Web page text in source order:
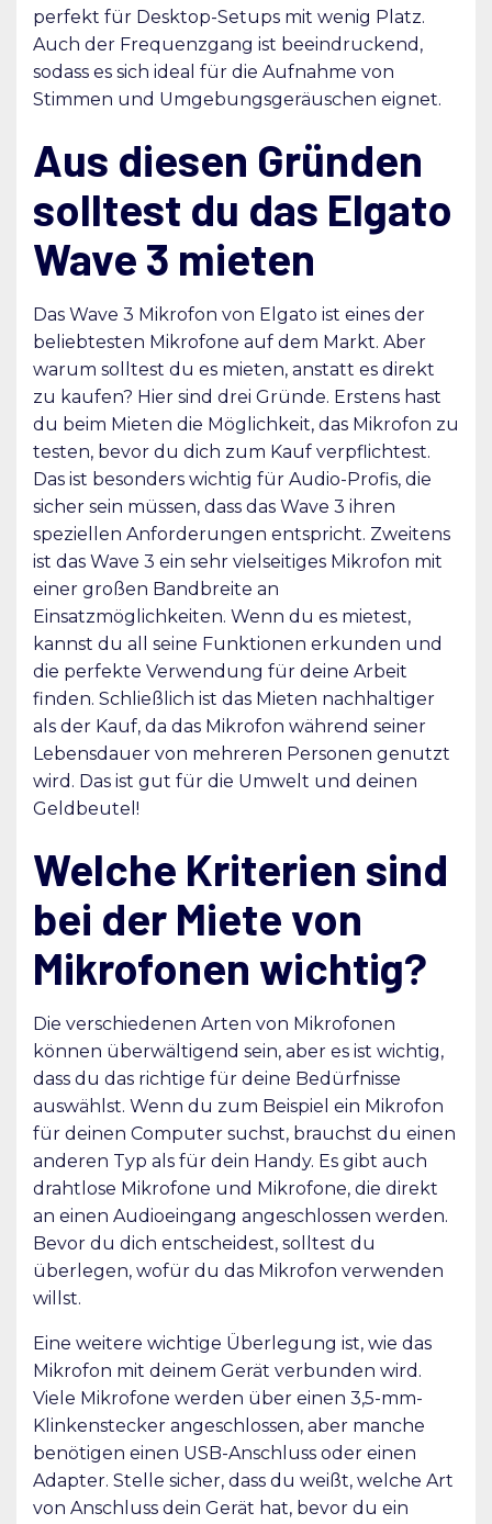
perfekt für Desktop-Setups mit wenig Platz.
Auch der Frequenzgang ist beeindruckend,
sodass es sich ideal für die Aufnahme von
Stimmen und Umgebungsgeräuschen eignet.
Aus diesen Gründen
solltest du das Elgato
Wave 3 mieten
Das Wave 3 Mikrofon von Elgato ist eines der
beliebtesten Mikrofone auf dem Markt. Aber
warum solltest du es mieten, anstatt es direkt
zu kaufen? Hier sind drei Gründe. Erstens hast
du beim Mieten die Möglichkeit, das Mikrofon zu
testen, bevor du dich zum Kauf verpflichtest.
Das ist besonders wichtig für Audio-Profis, die
sicher sein müssen, dass das Wave 3 ihren
speziellen Anforderungen entspricht. Zweitens
ist das Wave 3 ein sehr vielseitiges Mikrofon mit
einer großen Bandbreite an
Einsatzmöglichkeiten. Wenn du es mietest,
kannst du all seine Funktionen erkunden und
die perfekte Verwendung für deine Arbeit
finden. Schließlich ist das Mieten nachhaltiger
als der Kauf, da das Mikrofon während seiner
Lebensdauer von mehreren Personen genutzt
wird. Das ist gut für die Umwelt und deinen
Geldbeutel!
Welche Kriterien sind
bei der Miete von
Mikrofonen wichtig?
Die verschiedenen Arten von Mikrofonen
können überwältigend sein, aber es ist wichtig,
dass du das richtige für deine Bedürfnisse
auswählst. Wenn du zum Beispiel ein Mikrofon
für deinen Computer suchst, brauchst du einen
anderen Typ als für dein Handy. Es gibt auch
drahtlose Mikrofone und Mikrofone, die direkt
an einen Audioeingang angeschlossen werden.
Bevor du dich entscheidest, solltest du
überlegen, wofür du das Mikrofon verwenden
willst.
Eine weitere wichtige Überlegung ist, wie das
Mikrofon mit deinem Gerät verbunden wird.
Viele Mikrofone werden über einen 3,5-mm-
Klinkenstecker angeschlossen, aber manche
benötigen einen USB-Anschluss oder einen
Adapter. Stelle sicher, dass du weißt, welche Art
von Anschluss dein Gerät hat, bevor du ein